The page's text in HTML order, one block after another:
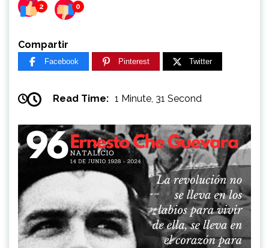
2 0
Compartir
Facebook Pinterest Twitter
Read Time: 1 Minute, 31 Second